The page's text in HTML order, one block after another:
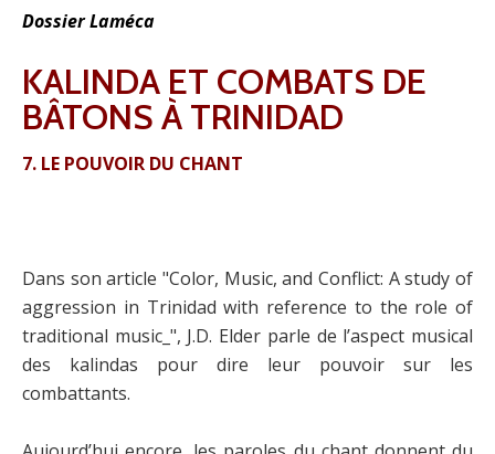
Dossier Laméca
KALINDA ET COMBATS DE
BÂTONS À TRINIDAD
7. LE POUVOIR DU CHANT
Dans son article "Color, Music, and Conflict: A study of
aggression in Trinidad with reference to the role of
traditional music_", J.D. Elder parle de l’aspect musical
des kalindas pour dire leur pouvoir sur les
combattants.